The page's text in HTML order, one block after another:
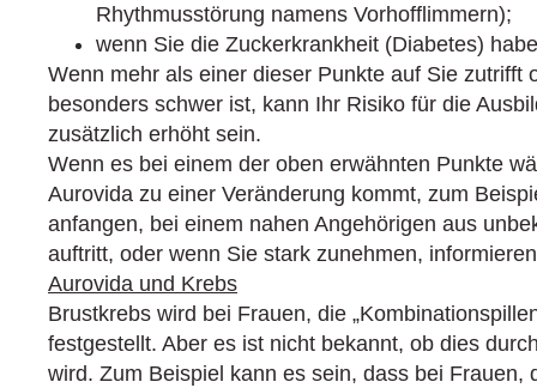
Rhythmusstörung namens Vorhofflimmern);
wenn Sie die Zuckerkrankheit (Diabetes)
Wenn mehr als einer dieser Punkte auf Sie zutrifft
besonders schwer ist, kann Ihr Risiko für die
zusätzlich erhöht sein.
Wenn es bei einem der oben erwähnten Punkte
Aurovida zu einer Veränderung kommt, zum
anfangen, bei einem nahen Angehörigen aus
auftritt, oder wenn Sie stark zunehmen,
Aurovida und Krebs
Brustkrebs wird bei Frauen, die
festgestellt. Aber es ist nicht bekannt, ob dies
wird. Zum Beispiel kann es sein, dass bei Frauen,